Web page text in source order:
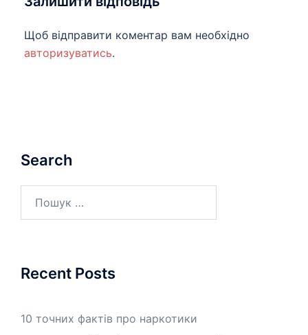
Щоб відправити коментар вам необхідно
авторизуватись.
Search
Recent Posts
10 точних фактів про наркотики